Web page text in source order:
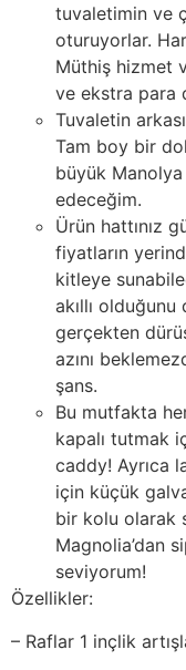
tuvaletimin ve
oturuyorlar.
Müthiş hizmet
ve ekstra para
Tuvaletin
Tam boy bir
büyük
edeceğim.
Ürün hattınız
fiyatların
kitleye
akıllı
gerçekten
azını
şans.
Bu mutfakta
kapalı tutmak
caddy! Ayrıca
için küçük
bir kolu olarak
Magnolia’dan
seviyorum!
Özellikler:
– Raflar 1 inçlik